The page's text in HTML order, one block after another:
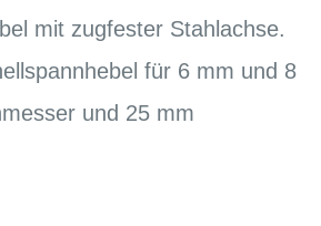
mit zugfester Stahlachse.
für 6 mm und 8
und 25 mm